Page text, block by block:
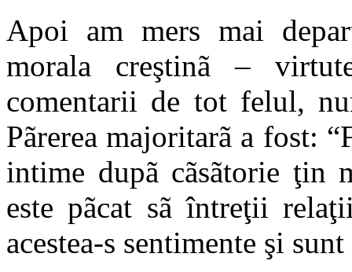
Apoi am mers mai
morala creştinã –
comentarii de tot felul,
Pãrerea majoritarã a fost:
intime dupã cãsãtorie ţin
este pãcat sã întreţii
acestea-s sentimente şi